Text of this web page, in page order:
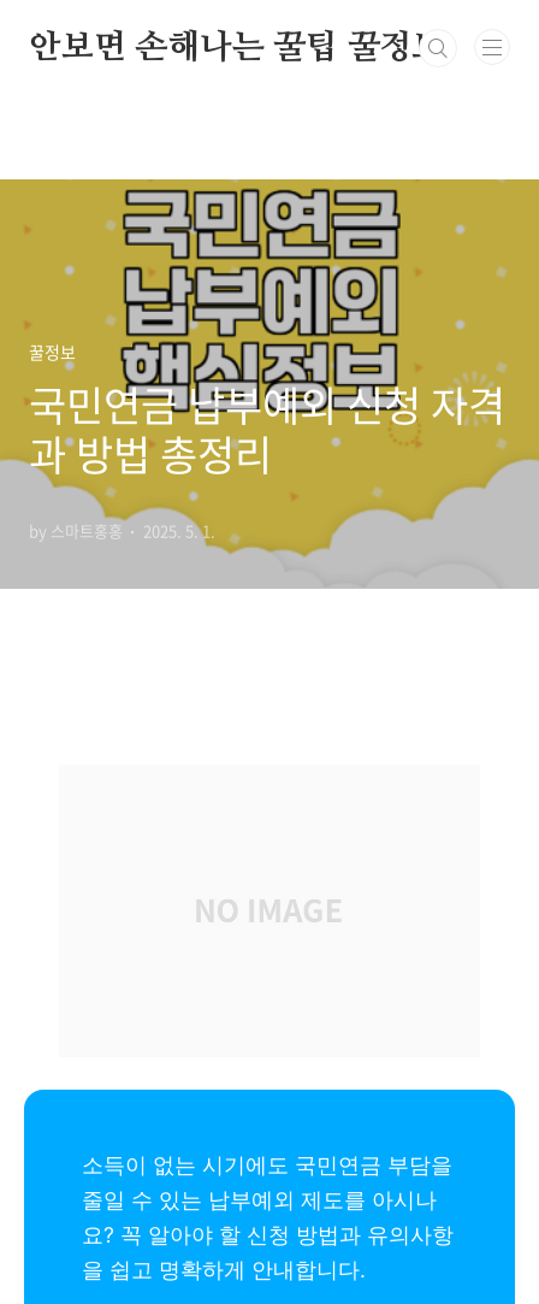
안보면 손해나는 꿀팁 꿀정보
꿀정보
국민연금 납부예외 신청 자격
과 방법 총정리
by 스마트홍홍 2025. 5. 1.
소득이 없는 시기에도 국민연금 부담을
줄일 수 있는 납부예외 제도를 아시나
요? 꼭 알아야 할 신청 방법과 유의사항
을 쉽고 명확하게 안내합니다.